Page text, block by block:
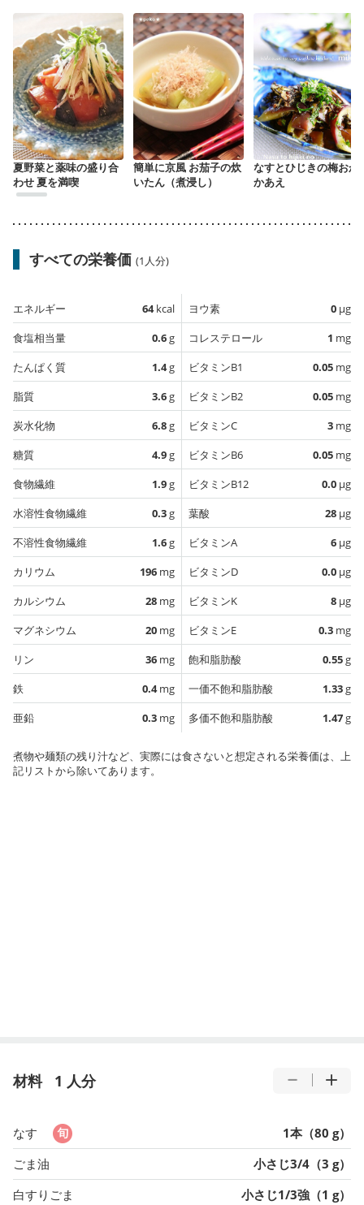
夏野菜と薬味の盛り合
わせ 夏を満喫
簡単に京風 お茄子の炊
いたん（煮浸し）
なすとひじきの梅おか
かあえ
すべての栄養価 (1人分)
エネルギー 64kcal
食塩相当量
0.6g
たんぱく質
1.4g
脂質
3.6g
炭水化物
6.8g
糖質
4.9g
食物繊維
1.9g
水溶性食物繊維
0.3g
不溶性食物繊維
1.6g
カリウム
196 mg
カルシウム
28 mg
マグネシウム
20 mg
リン
36 mg
鉄
0.4mg
亜鉛
0.3 mg
ヨウ素 0 µg
コレステロール
1 mg
ビタミンB1
0.05 mg
ビタミンB2
0.05 mg
ビタミンC
3 mg
ビタミンB6
0.05 mg
ビタミンB12
0.0 µg
葉酸
28 µg
ビタミンA
6 µg
ビタミンD
0.0 µg
ビタミンK
8 µg
ビタミンE
0.3 mg
飽和脂肪酸
0.55g
一価不飽和脂肪酸
1.33g
多価不飽和脂肪酸
1.47g
煮物や麺類の残り汁など、実際には食さないと想定される栄養価は、上
記リストから除いてあります。
材料 1 人分
なす
1本（80 g）
ごま油
小さじ3/4（3 g）
白すりごま
小さじ1/3強（1 g）